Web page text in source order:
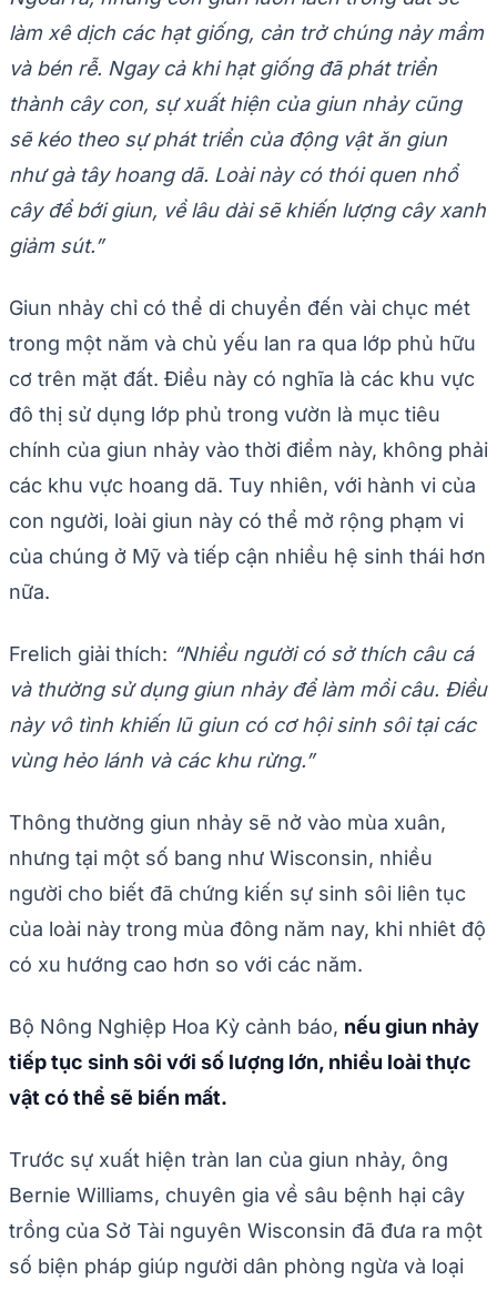
làm xê dịch các hạt giống, cản trở chúng nảy mầm
và bén rễ. Ngay cả khi hạt giống đã phát triển
thành cây con, sự xuất hiện của giun nhảy cũng
sẽ kéo theo sự phát triển của động vật ăn giun
như gà tây hoang dã. Loài này có thói quen nhổ
cây để bới giun, về lâu dài sẽ khiến lượng cây xanh
giảm sút.”
Giun nhảy chỉ có thể di chuyển đến vài chục mét
trong một năm và chủ yếu lan ra qua lớp phủ hữu
cơ trên mặt đất. Điều này có nghĩa là các khu vực
đô thị sử dụng lớp phủ trong vườn là mục tiêu
chính của giun nhảy vào thời điểm này, không phải
các khu vực hoang dã. Tuy nhiên, với hành vi của
con người, loài giun này có thể mở rộng phạm vi
của chúng ở Mỹ và tiếp cận nhiều hệ sinh thái hơn
nữa.
Frelich giải thích: “Nhiều người có sở thích câu cá
và thường sử dụng giun nhảy để làm mồi câu. Điều
này vô tình khiến lũ giun có cơ hội sinh sôi tại các
vùng hẻo lánh và các khu rừng.”
Thông thường giun nhảy sẽ nở vào mùa xuân,
nhưng tại một số bang như Wisconsin, nhiều
người cho biết đã chứng kiến sự sinh sôi liên tục
của loài này trong mùa đông năm nay, khi nhiêt độ
có xu hướng cao hơn so với các năm.
Bộ Nông Nghiệp Hoa Kỳ cảnh báo, nếu giun nhảy
tiếp tục sinh sôi với số lượng lớn, nhiều loài thực
vật có thể sẽ biến mất.
Trước sự xuất hiện tràn lan của giun nhảy, ông
Bernie Williams, chuyên gia về sâu bệnh hại cây
trồng của Sở Tài nguyên Wisconsin đã đưa ra một
số biện pháp giúp người dân phòng ngừa và loại